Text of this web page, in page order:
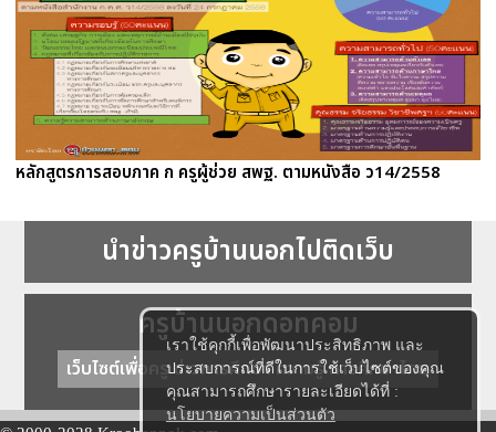
เราใช้คุกกี้เพื่อพัฒนาประสิทธิภาพ และ
ประสบการณ์ที่ดีในการใช้เว็บไซต์ของคุณ
คุณสามารถศึกษารายละเอียดได้ที่ :
นโยบายความเป็นส่วนตัว
หลักสูตรการสอบภาค ก ครูผู้ช่วย สพฐ. ตามหนังสือ ว14/2558
นำข่าวครูบ้านนอกไปติดเว็บ
ครูบ้านนอกดอทคอม
เว็บไซต์เพื่อครู ข่าวการศึกษา ความรู้ การศึกษาไทย